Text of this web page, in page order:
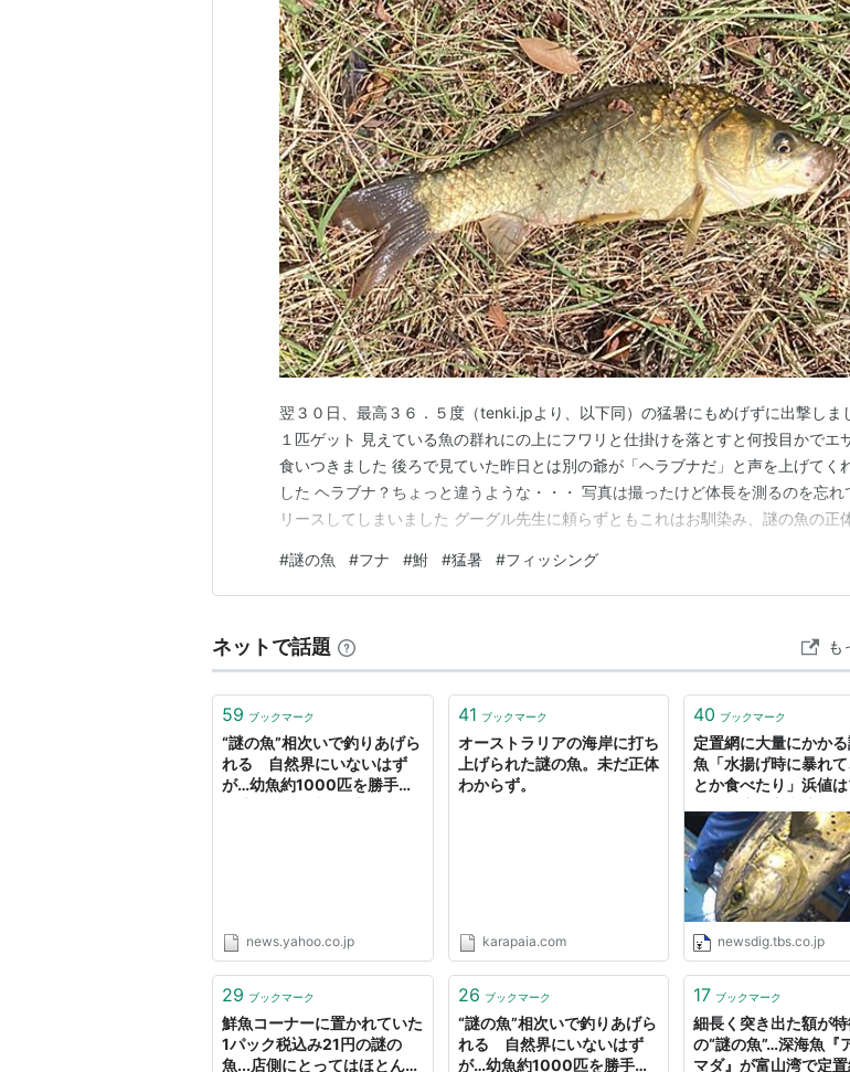
翌３０日、最高３６．５度（tenki.jpより、以下同）の猛暑にもめげずに出撃しま
１匹ゲット 見えている魚の群れにの上にフワリと仕掛けを落とすと何投目かでエ
食いつきました 後ろで見ていた昨日とは別の爺が「ヘラブナだ」と声を上げてく
した ヘラブナ？ちょっと違うような・・・ 写真は撮ったけど体長を測るのを忘れ
リースしてしまいました グーグル先生に頼らずともこれはお馴染み、謎の魚の正
の日も猛暑（最高３６．４度）でしたが懲りずに出撃 この日は２匹ゲット、計３匹
忘れずに測った体長は３０センチでした …
#謎の魚 #フナ #鮒 #猛暑 #フィッシング
ネットで話題 も
59 ブックマーク
“謎の魚”相次いで釣りあげら
れる 自然界にいないはず
が…幼魚約1000匹を勝手に
news.yahoo.co.jp
41 ブックマーク
オーストラリアの海岸に打ち
上げられた謎の魚。未だ正体
わからず。
karapaia.com
40 ブックマーク
定置網に大量にかか
魚「水揚げ時に暴れ
とか食べたり」浜値は
量トップ３に躍り出
ラ”に漁師困惑 | TBS
DIG
newsdig.tbs.co.jp
29 ブックマーク
鮮魚コーナーに置かれていた
1パック税込み21円の謎の
魚...店側にとってはほとんど
26 ブックマーク
“謎の魚”相次いで釣りあげら
れる 自然界にいないはず
が…幼魚約1000匹を勝手に
17 ブックマーク
細長く突き出た額が
の“謎の魚”…深海魚『
マダ』が富山湾で定置